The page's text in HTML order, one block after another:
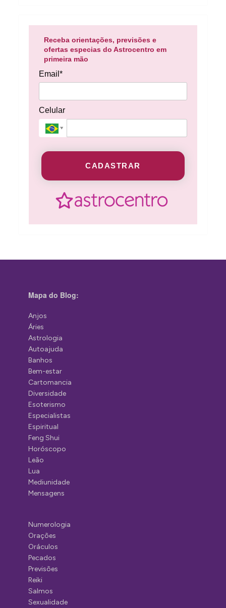
Receba orientações, previsões e
ofertas especias do Astrocentro em
primeira mão
Email*
Celular
CADASTRAR
Mapa do Blog:
Anjos
Áries
Astrologia
Autoajuda
Banhos
Bem-estar
Cartomancia
Diversidade
Esoterismo
Especialistas
Espiritual
Feng Shui
Horóscopo
Leão
Lua
Mediunidade
Mensagens
Numerologia
Orações
Oráculos
Pecados
Previsões
Reiki
Salmos
Sexualidade